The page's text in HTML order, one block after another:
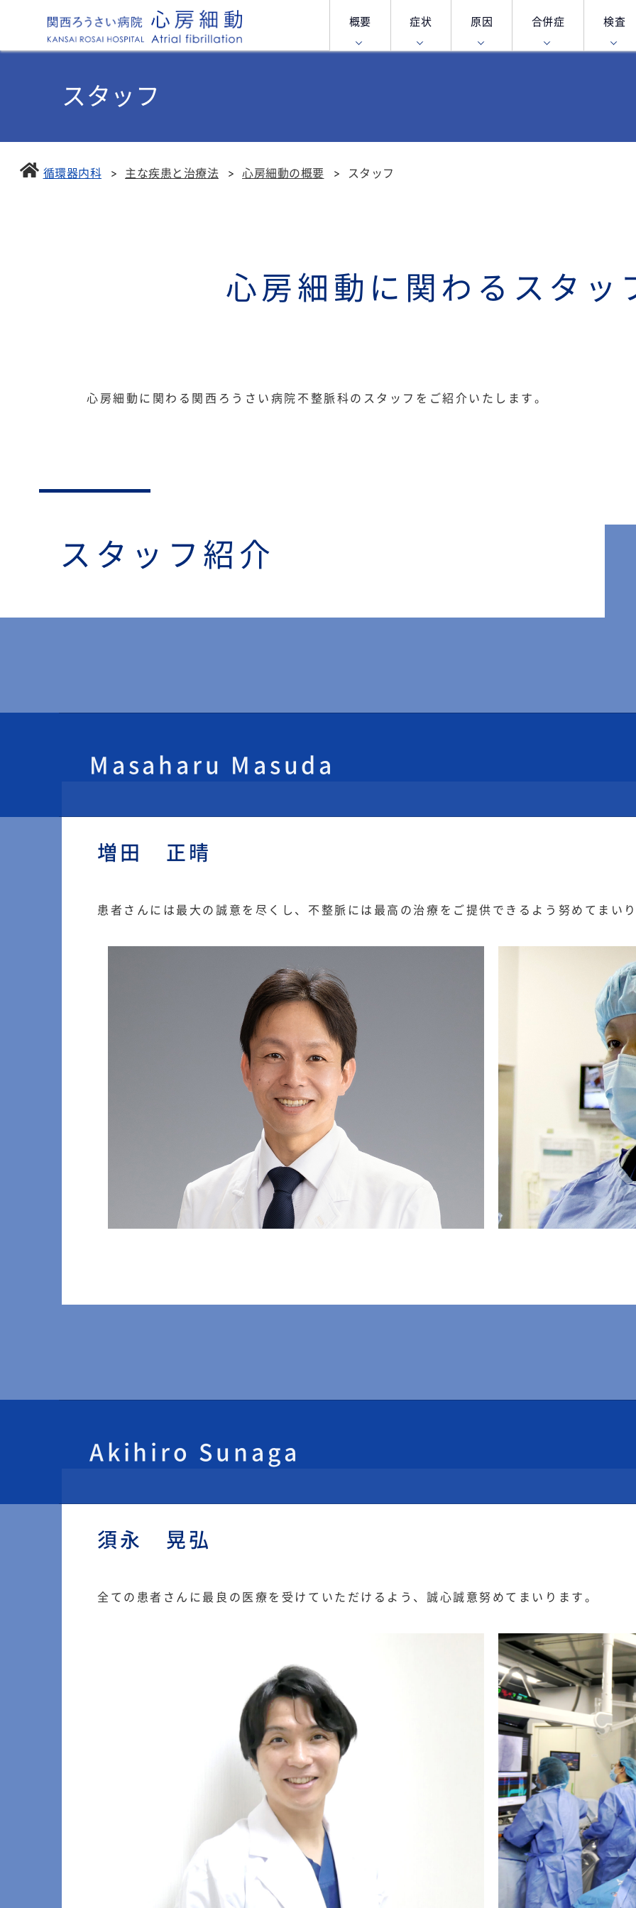
概要 症状 原因 合併症 検査
スタッフ
循環器内科 主な疾患と治療法 心房細動の概要 スタッフ
心房細動に関わるスタッ
心房細動に関わる関西ろうさい病院不整脈科のスタッフをご紹介いたします。
スタッフ紹介
Masaharu Masuda
増田 正晴
患者さんには最大の誠意を尽くし、不整脈には最高の治療をご提供できるよう努めてまい
Akihiro Sunaga
須永 晃弘
全ての患者さんに最良の医療を受けていただけるよう、誠心誠意努めてまいります。